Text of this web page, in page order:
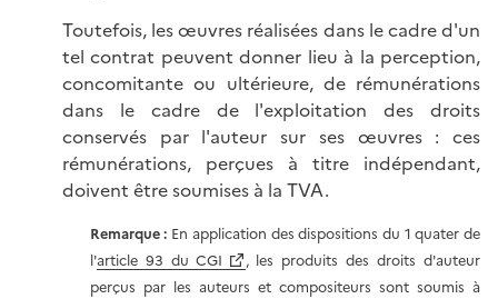
Toutefois, les œuvres réalisées dans le cadre d'un
tel contrat peuvent donner lieu à la perception,
concomitante ou ultérieure, de rémunérations
dans le cadre de l'exploitation des droits
conservés par l'auteur sur ses œuvres : ces
rémunérations, perçues à titre indépendant,
doivent être soumises à la TVA.
Remarque : En application des dispositions du 1 quater de
l'article 93 du CGI
, les produits des droits d'auteur
perçus par les auteurs et compositeurs sont soumis à